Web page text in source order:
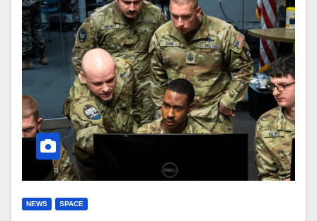
NEWS SPACE